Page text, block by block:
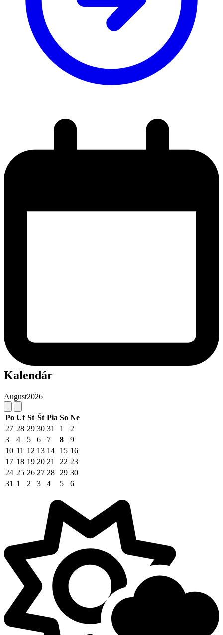
Kalendár
August2026
Po Ut St Št Pia So Ne
27 28 29 30 31 1
2
3
4 5 6 7 8
9
10 11 12 13 14 15 16
17 18 19 20 21 22 23
24 25 26 27 28 29 30
31 1 2 3 4 5 6